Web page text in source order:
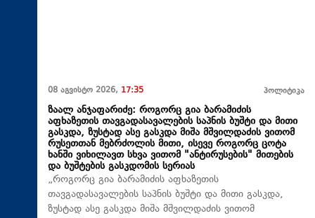
08 აგვისტო 2026, 17:35 პოლიტიკა
ზაალ ანჯაფარიძე: როგორც გია ბარამიძის
აფხაზეთის თავგადასავალების საპნის ბუშტი და მითი
გასკდა, ზუსტად ასე გასკდა მიშა მშვილდაძის ვითომ
რუსეთთან მებრძოლის მითი, ისევე როგორც ცოტა
ხანში ვიხილავთ სხვა ვითომ "ანტირუსების" მითების
და ბუშტების გასკდომის სერიას
„როგორც გია ბარამიძის აფხაზეთის
თავგადასავალების საპნის ბუშტი და მითი გასკდა,
ზუსტად ასე გასკდა მიშა მშვილდაძის ვითომ